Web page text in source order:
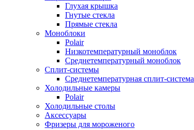
Глухая крышка
Гнутые стекла
Прямые стекла
Моноблоки
Polair
Низкотемпературный моноблок
Среднетемпературный моноблок
Сплит-системы
Среднетемпературная сплит-система
Холодильные камеры
Polair
Холодильные столы
Аксессуары
Фризеры для мороженого